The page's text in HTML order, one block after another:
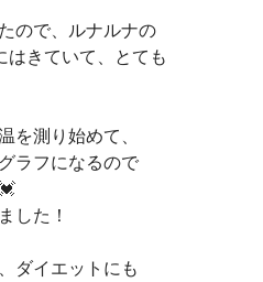
ので、ルナルナの
きていて、とても
を測り始めて、
ラフになるので
した！
ダイエットにも